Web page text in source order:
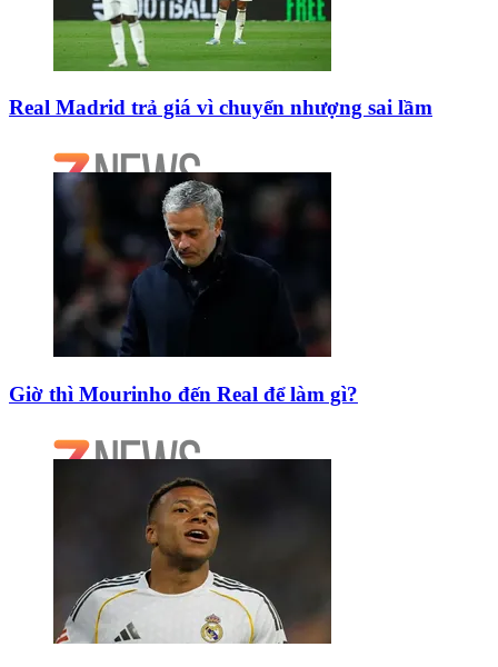
Real Madrid trả giá vì chuyển nhượng sai lầm
Giờ thì Mourinho đến Real để làm gì?